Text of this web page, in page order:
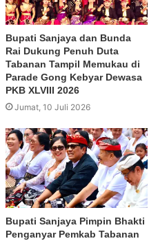
Bupati Sanjaya dan Bunda
Rai Dukung Penuh Duta
Tabanan Tampil Memukau di
Parade Gong Kebyar Dewasa
PKB XLVIII 2026
Jumat, 10 Juli 2026
Bupati Sanjaya Pimpin Bhakti
Penganyar Pemkab Tabanan